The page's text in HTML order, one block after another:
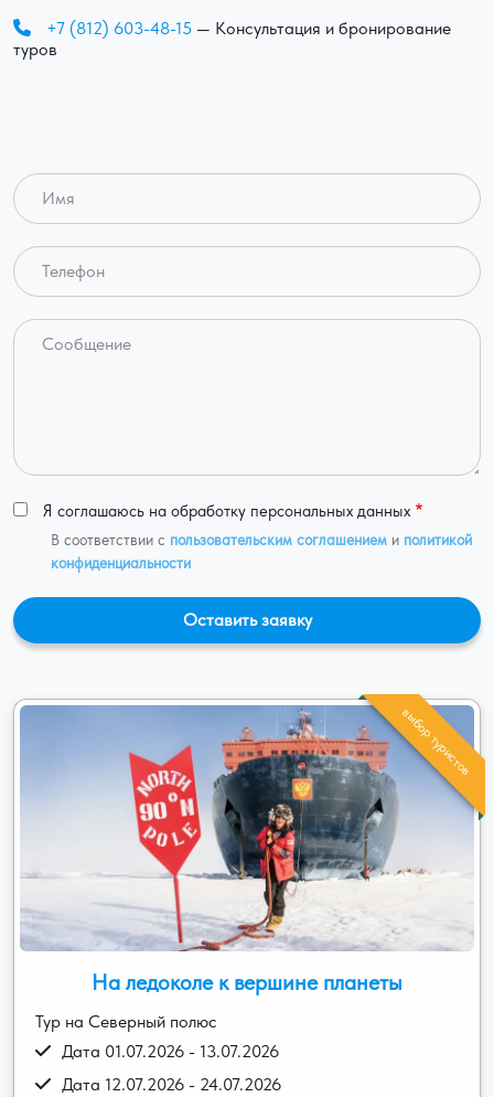
phone
+7 (812) 603-48-15 — Консультация и бронирование
туров
Имя
Телефон
Сообщение
Я соглашаюсь на обработку персональных данных
В соответствии с пользовательским соглашениеми политикой
конфиденциальности
На ледоколе к вершине планеты
выбор туристов
Тур на Северный полюс
Дата 01.07.2026 - 13.07.2026
Дата 12.07.2026 - 24.07.2026